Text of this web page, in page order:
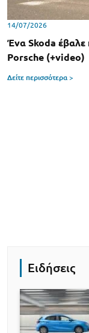
14/07/2026
Ένα Skoda
Porsche (+video)
Δείτε περισσότερα >
Ειδήσεις